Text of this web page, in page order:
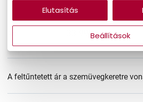
33.990 Ft
A feltűntetett ár a szemüvegkeretre
Beállítások
Elutasítás